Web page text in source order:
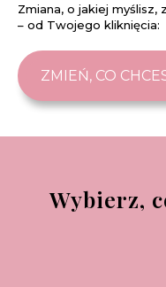
Zmiana, o jakiej myślisz,
– od Twojego kliknięcia:
ZMIEŃ, CO
Wybierz,